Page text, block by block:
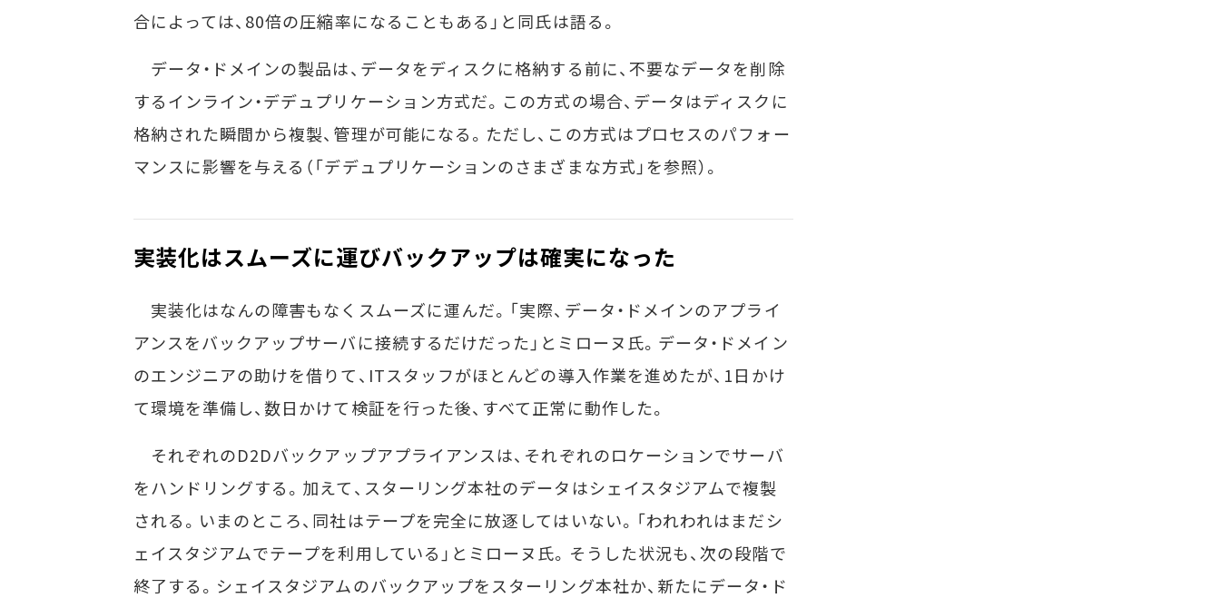
合によっては、80倍の圧縮率になることもある」と同氏は語る。
データ・ドメインの製品は、データをディスクに格納する前に、不要なデータを削除
するインライン・デデュプリケーション方式だ。この方式の場合、データはディスクに
格納された瞬間から複製、管理が可能になる。ただし、この方式はプロセスのパフォー
マンスに影響を与える（「デデュプリケーションのさまざまな方式」を参照）。
実装化はスムーズに運びバックアップは確実になった
実装化はなんの障害もなくスムーズに運んだ。「実際、データ・ドメインのアプライ
アンスをバックアップサーバに接続するだけだった」とミローヌ氏。データ・ドメイン
のエンジニアの助けを借りて、ITスタッフがほとんどの導入作業を進めたが、1日かけ
て環境を準備し、数日かけて検証を行った後、すべて正常に動作した。
それぞれのD2Dバックアップアプライアンスは、それぞれのロケーションでサーバ
をハンドリングする。加えて、スターリング本社のデータはシェイスタジアムで複製
される。いまのところ、同社はテープを完全に放逐してはいない。「われわれはまだシ
ェイスタジアムでテープを利用している」とミローヌ氏。そうした状況も、次の段階で
終了する。シェイスタジアムのバックアップをスターリング本社か、新たにデータ・ド